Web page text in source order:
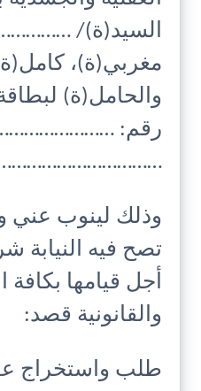
السيد(ة)/
مغربي(ة)، كامل(ة)
والحامل(ة)
رقم:
وذلك لينوب عني
تصح فيه النيابة
أجل قيامها بكافة
والقانونية قصد:
طلب واستخراج